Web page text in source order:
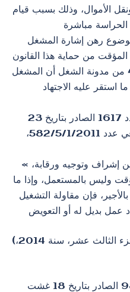
ونقل الأموال، وذلك بسبب قيام
رهن إشارة المشغل
من حماية هذا القانون
أن المشرع يعتبر في المادة 495 من مدونة الشغل أن المشغل
استقر عليه الاجتهاد
وهذا أكده قرار محكمة النقض عدد 1617 الصادر بتاريخ 23
غشت 2012 في الملف الاجتماعي عدد 582/5/1/2011،
« علاقة التبعية بمفهومها القانوني من إشراف وتوجيه ورقابة،
وليس بالمستعمل، وإذا ما
فإن مقاولة التشغيل
(نشرة قرارات محكمة النقض، الجزء الثالث عشر، سنة 2014،
وكذا قرار محكمة النقض عدد 981 الصادر بتاريخ 18 غشت